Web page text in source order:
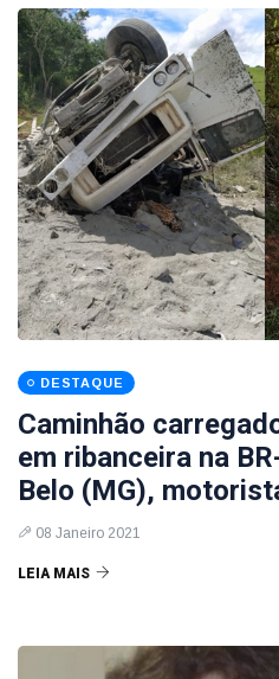
DESTAQUE
Caminhão
em ribanceira na
Belo (MG),
08 Janeiro 2021
LEIA MAIS